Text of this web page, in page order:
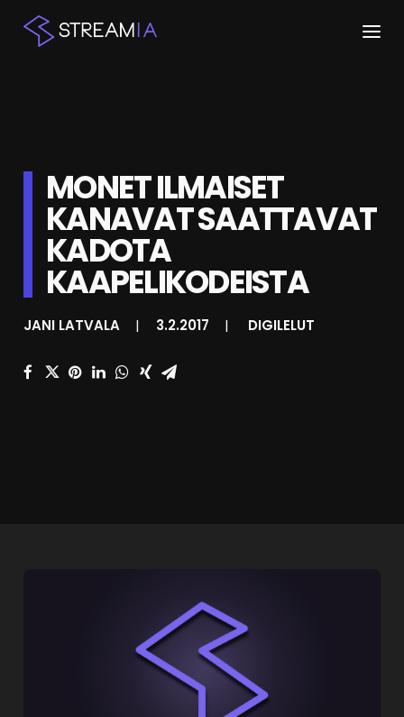
STREAMIT
KESKUSTELU
SHOP
HAKU
MONET ILMAISET
KANAVAT SAATTAVAT
KADOTA
KAAPELIKODEISTA
JANI LATVALA | 3.2.2017 | DIGILELUT